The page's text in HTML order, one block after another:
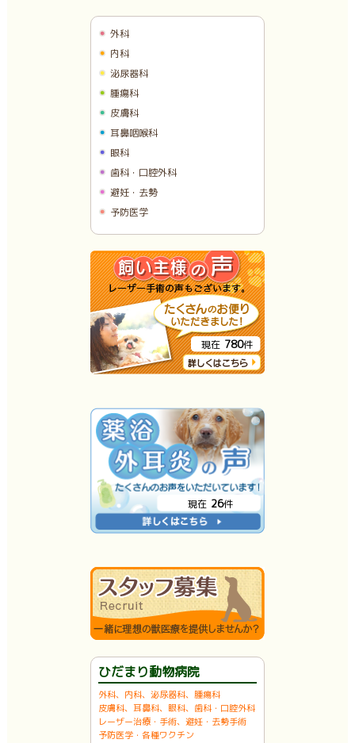
外科
内科
泌尿器科
腫瘍科
皮膚科
耳鼻咽喉科
眼科
歯科・口腔外科
避妊・去勢
予防医学
現在 780件
現在 26件
ひだまり動物病院
外科、内科、泌尿器科、腫瘍科
皮膚科、耳鼻科、眼科、歯科・口腔外科
レーザー治療・手術、避妊・去勢手術
予防医学・各種ワクチン